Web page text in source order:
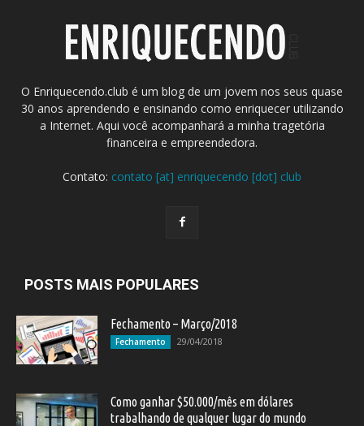
O Enriquecendo.club é um blog de um jovem nos seus quase
30 anos aprendendo e ensinando como enriquecer utilizando
a Internet. Aqui você acompanhará a minha tragetória
financeira e empreendedora.
Contato: contato [at] enriquecendo [dot] club
POSTS MAIS POPULARES
Fechamento – Março/2018
Fechamento 29/04/2018
Como ganhar $50.000/mês em dólares
trabalhando de qualquer lugar do mundo